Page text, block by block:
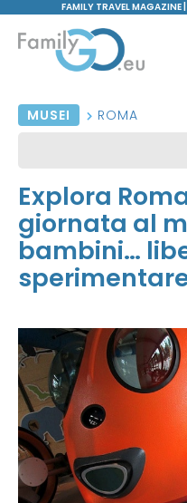
FAMILY TRAVEL MAGAZINE |
MUSEI ROMA
Explora
giornata al
bambini…